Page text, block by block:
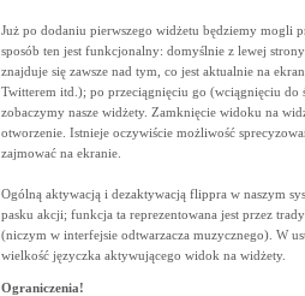
Już po dodaniu pierwszego widżetu będziemy mogli
sposób ten jest funkcjonalny: domyślnie z lewej
znajduje się zawsze nad tym, co jest aktualnie na
Twitterem itd.); po przeciągnięciu go (wciągnięciu do
zobaczymy nasze widżety. Zamknięcie widoku na
otworzenie. Istnieje oczywiście możliwość
zajmować na ekranie.
Ogólną aktywacją i dezaktywacją flippra w naszym
pasku akcji; funkcja ta reprezentowana jest przez
(niczym w interfejsie odtwarzacza muzycznego). W
wielkość języczka aktywującego widok na widżety.
Ograniczenia!